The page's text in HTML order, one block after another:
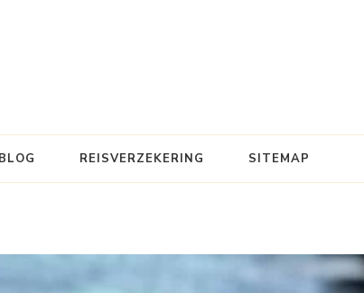
REISVERZEKERING SITEMAP